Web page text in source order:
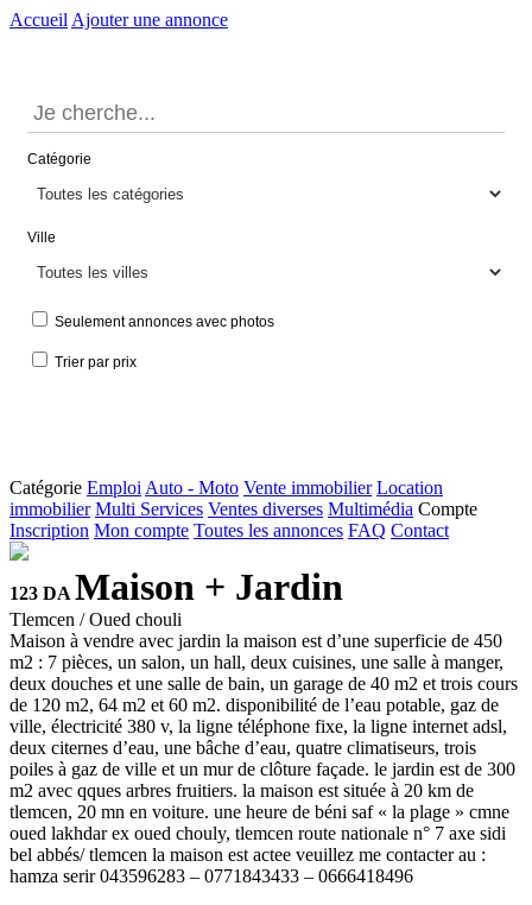
Accueil Ajouter une annonce
Catégorie
Ville
Seulement annonces avec photos
Trier par prix
Catégorie Emploi Auto - Moto Vente immobilier Location
immobilier Multi Services Ventes diverses Multimédia Compte
Inscription Mon compte Toutes les annonces FAQ Contact
123 DA Maison + Jardin
Tlemcen / Oued chouli
Maison à vendre avec jardin la maison est d’une superficie de 450
m2 : 7 pièces, un salon, un hall, deux cuisines, une salle à manger,
deux douches et une salle de bain, un garage de 40 m2 et trois cours
de 120 m2, 64 m2 et 60 m2. disponibilité de l’eau potable, gaz de
ville, électricité 380 v, la ligne téléphone fixe, la ligne internet adsl,
deux citernes d’eau, une bâche d’eau, quatre climatiseurs, trois
poiles à gaz de ville et un mur de clôture façade. le jardin est de 300
m2 avec qques arbres fruitiers. la maison est située à 20 km de
tlemcen, 20 mn en voiture. une heure de béni saf « la plage » cmne
oued lakhdar ex oued chouly, tlemcen route nationale n° 7 axe sidi
bel abbés/ tlemcen la maison est actee veuillez me contacter au :
hamza serir 043596283 – 0771843433 – 0666418496